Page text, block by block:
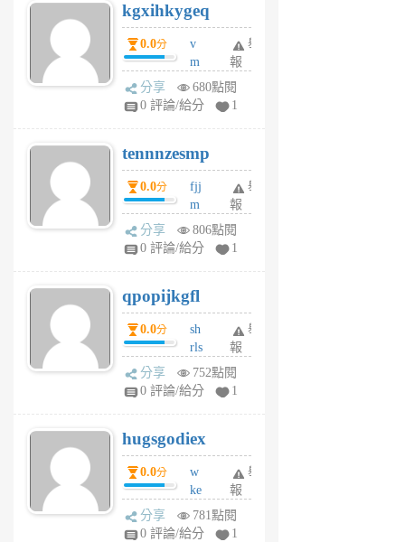
6
個
月
前
kgxihkygeq
0.0分
v
m
sg
sr
6
個
月
前
舉
報
分享
680點閱
0 評論/給分
1
tennnzesmp
0.0分
fjj
m
w
rs
6
個
月
前
舉
報
分享
806點閱
0 評論/給分
1
qpopijkgfl
0.0分
sh
rls
k
m
6
個
月
前
舉
報
分享
752點閱
0 評論/給分
1
hugsgodiex
0.0分
w
ke
rv
pj
舉
報
分享
781點閱
0 評論/給分
1